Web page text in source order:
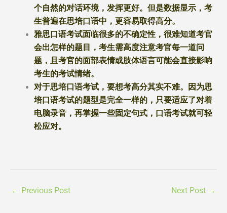
个自然的对话环境，发挥更好。但是数据显示，考
生普遍在思培口语中，更容易取得高分。
雅思口语考试面临很多的不确定性，很难知道考官
会出怎样的题目，考生需高度注意考官每一道问
题，且考官的面部表情或肢体语言可能会直接影响
考生的考试情绪。
对于思培口语考试，要想考高分其实不难。因为思
培口语考试的题型是完全一样的，只要适应了对着
电脑录音，再掌握一些固定句式，口语考试就可轻
松应对。
← Previous Post Next Post →